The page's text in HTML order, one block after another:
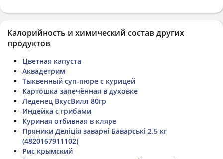
Калорийность и химический состав других
продуктов
Цветная капуста
Аквадетрим
Тыквенный суп-пюре с курицей
Картошка запечённая в духовке
Леденец ВкусВилл 80гр
Индейка с грибами
Куриная отбивная в кляре
Пряники Деліція заварні Баварські 2.5 кг
(4820167911102)
Рис крымский